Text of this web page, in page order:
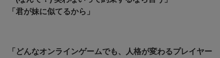
「君が妹に似てるから」
「どんなオンラインゲームでも、人格が変わるプレイヤー